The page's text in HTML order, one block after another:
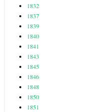
1832
1837
1839
1840
1841
1843
1845
1846
1848
1850
1851